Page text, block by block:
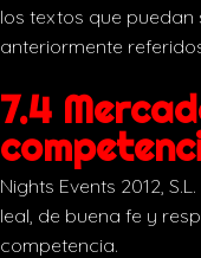
los textos que
anteriormente
7.4
Nights Events 2012,
leal, de buena fe y
competencia.